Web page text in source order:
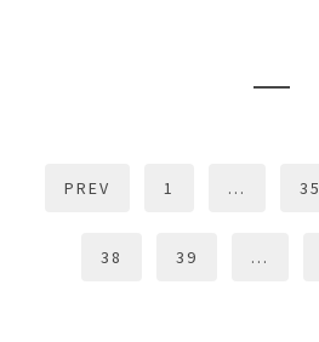
PREV 1 … 35
38 39 …